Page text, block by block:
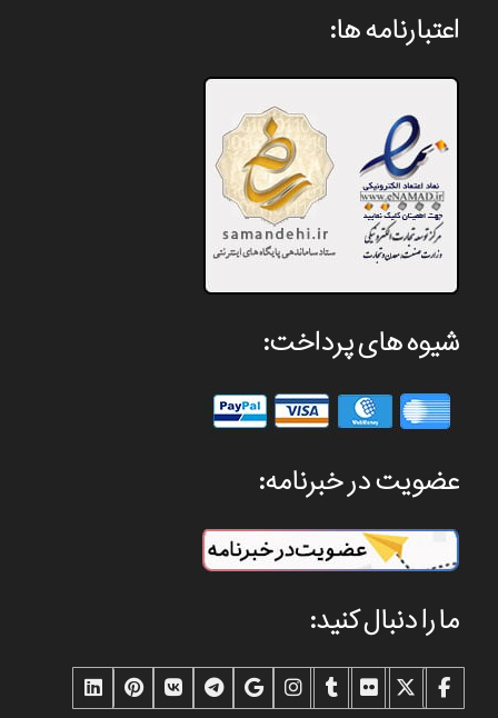
اعتبارنامه ها:
شیوه های پرداخت:
عضویت در خبرنامه:
ما را دنبال کنید: